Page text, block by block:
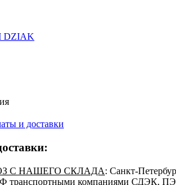
DZIAK
и доставки
С НАШЕГО СКЛАДА: Санкт-
транспортными компаниями СДЭК,